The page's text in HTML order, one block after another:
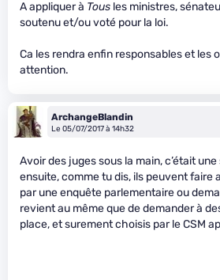
A appliquer à Tous les ministres,
soutenu et/ou voté pour la loi.
Ca les rendra enfin responsables et les
attention.
ArchangeBlandin
Le 05/07/2017 à 14h32
Avoir des juges sous la main, c’était
ensuite, comme tu dis, ils peuvent faire
par une enquête parlementaire ou
revient au même que de demander à
place, et surement choisis par le CSM